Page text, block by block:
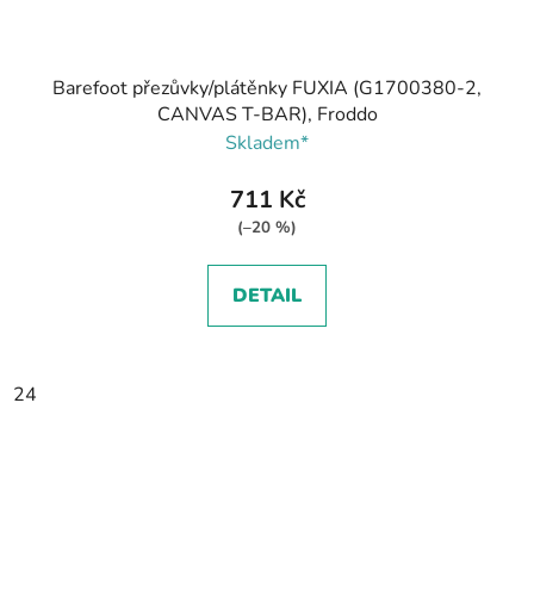
Barefoot přezůvky/plátěnky FUXIA (G1700380-2,
CANVAS T-BAR), Froddo
Skladem*
711 Kč
(–20 %)
DETAIL
24